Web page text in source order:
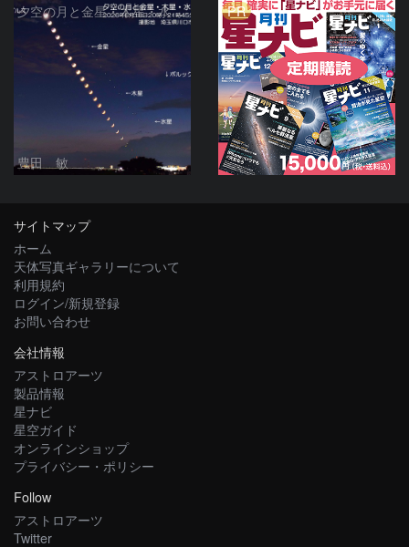
夕空の月と金星・木星・水星の接近 2026/6/18
豊田 敏
PR
サイトマップ
ホーム
天体写真ギャラリーについて
利用規約
ログイン/新規登録
お問い合わせ
会社情報
アストロアーツ
製品情報
星ナビ
星空ガイド
オンラインショップ
プライバシー・ポリシー
Follow
アストロアーツ
Twitter